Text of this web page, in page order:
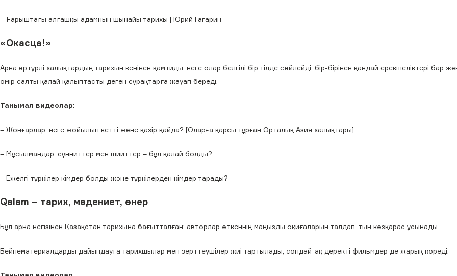
– Ғарыштағы алғашқы адамның шынайы тарихы | Юрий Гагарин
«Окасца!»
Арна әртүрлі халықтардың тарихын кеңінен қамтиды: неге олар белгілі бір тілде сөйлейді, бір-бірінен қандай ерекшеліктері бар
өмір салты қалай қалыптасты деген сұрақтарға жауап береді.
Танымал видеолар:
– Жоңғарлар: неге жойылып кетті және қазір қайда? [Оларға қарсы тұрған Орталық Азия халықтары]
– Мұсылмандар: сүнниттер мен шииттер – бұл қалай болды?
– Ежелгі түркілер кімдер болды және түркілерден кімдер тарады?
Qalam – тарих, мәдениет, өнер
Бұл арна негізінен Қазақстан тарихына бағытталған: авторлар өткеннің маңызды оқиғаларын талдап, тың көзқарас ұсынады.
Бейнематериалдарды дайындауға тарихшылар мен зерттеушілер жиі тартылады, сондай-ақ деректі фильмдер де жарық көреді.